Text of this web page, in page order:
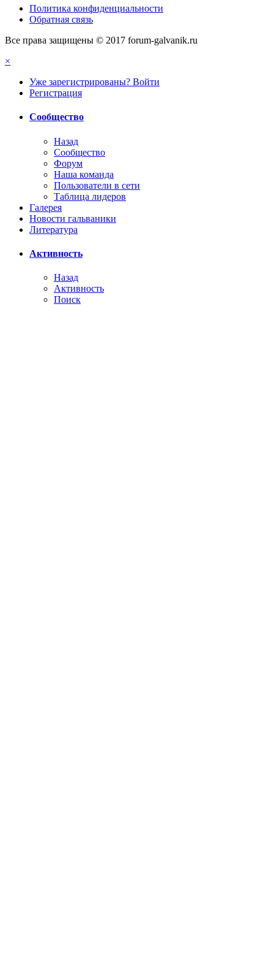
Политика конфиденциальности
Обратная связь
Все права защищены © 2017 forum-galvanik.ru
×
Уже зарегистрированы? Войти
Регистрация
Сообщество
Назад
Сообщество
Форум
Наша команда
Пользователи в сети
Таблица лидеров
Галерея
Новости гальваники
Литература
Активность
Назад
Активность
Поиск